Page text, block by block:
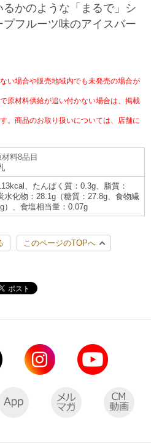
ード
）
グ（店舗限定）
リング（店舗限定）
スの重点課題
物件募集・購入
かのような「まるで」シ
フルーツ味のアイスバー
い場合や販売地域内でも未発売の場合が
原材料供給が追い付かない場合は、掲載
。商品のお取り扱いについては、店舗に
料8品目
、たんぱく質：0.3g、脂質：
水化物：28.1g（糖質：27.8g、食物繊
）、食塩相当量：0.07g
このページのTOPへ